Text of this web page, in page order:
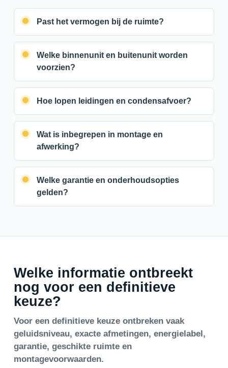
Past het vermogen bij de ruimte?
Welke binnenunit en buitenunit worden
voorzien?
Hoe lopen leidingen en condensafvoer?
Wat is inbegrepen in montage en
afwerking?
Welke garantie en onderhoudsopties
gelden?
Welke informatie ontbreekt
nog voor een definitieve
keuze?
Voor een definitieve keuze ontbreken vaak
geluidsniveau, exacte afmetingen, energielabel,
garantie, geschikte ruimte en
montagevoorwaarden.